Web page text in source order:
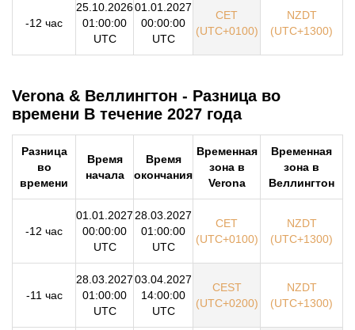
-12 час
25.10.2026
01:00:00
UTC
01.01.2027
00:00:00
UTC
CET
(UTC+0100)
NZDT
(UTC+1300)
Verona & Веллингтон - Разница во
времени В течение 2027 года
Разница
во
времени
Время
начала
Время
окончания
Временная
зона в
Verona
Временная
зона в
Веллингтон
-12 час
01.01.2027
00:00:00
UTC
28.03.2027
01:00:00
UTC
CET
(UTC+0100)
NZDT
(UTC+1300)
-11 час
28.03.2027
01:00:00
UTC
03.04.2027
14:00:00
UTC
CEST
(UTC+0200)
NZDT
(UTC+1300)